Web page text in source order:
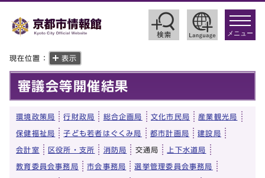
toggle
メニュー
現在位置： 表示
審議会等開催結果
環境政策局 行財政局 総合企画局 文化市民局 産業観光局
保健福祉局 子ども若者はぐくみ局 都市計画局 建設局
会計室 区役所・支所 消防局 交通局 上下水道局
教育委員会事務局 市会事務局 選挙管理委員会事務局